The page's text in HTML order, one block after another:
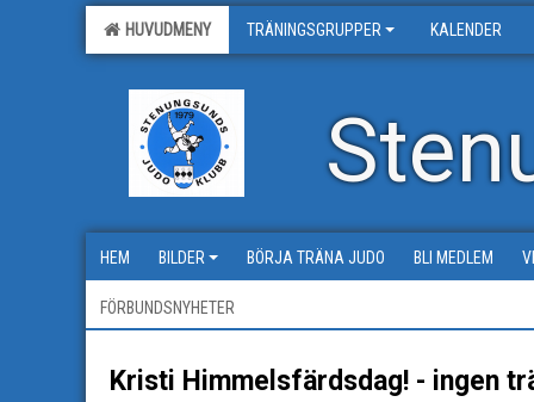
HUVUDMENY TRÄNINGSGRUPPER KALENDER
HEM BILDER BÖRJA TRÄNA JUDO BLI MEDLEM
FÖRBUNDSNYHETER
Kristi Himmelsfärdsdag! - ingen